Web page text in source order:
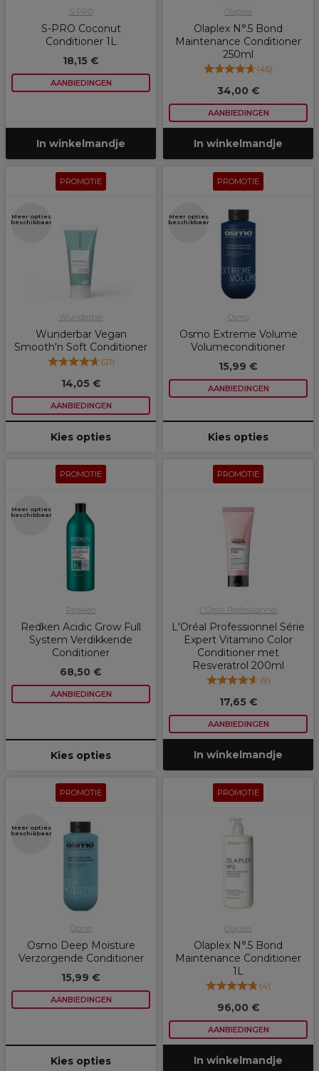
S-PRO
S-PRO Coconut
Conditioner 1L
18,15 €
AANBIEDINGEN
In winkelmandje
Olaplex
Olaplex N°.5 Bond
Maintenance Conditioner
250ml
(45)
34,00 €
AANBIEDINGEN
In winkelmandje
PROMOTIE
Meer opties
beschikbaar
Wunderbar
Wunderbar Vegan
Smooth'n Soft Conditioner
(21)
14,05 €
AANBIEDINGEN
Kies opties
PROMOTIE
Meer opties
beschikbaar
Osmo
Osmo Extreme Volume
Volumeconditioner
15,99 €
AANBIEDINGEN
Kies opties
PROMOTIE
Meer opties
beschikbaar
Redken
Redken Acidic Grow Full
System Verdikkende
Conditioner
68,50 €
AANBIEDINGEN
Kies opties
PROMOTIE
L'Oréal Professionnel
L'Oréal Professionnel Série
Expert Vitamino Color
Conditioner met
Resveratrol 200ml
(9)
17,65 €
AANBIEDINGEN
In winkelmandje
PROMOTIE
Meer opties
beschikbaar
Osmo
Osmo Deep Moisture
Verzorgende Conditioner
15,99 €
AANBIEDINGEN
Kies opties
PROMOTIE
Olaplex
Olaplex N°.5 Bond
Maintenance Conditioner
1L
(4)
96,00 €
AANBIEDINGEN
In winkelmandje